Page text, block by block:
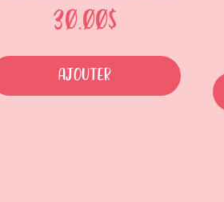
30.00$
Ajouter